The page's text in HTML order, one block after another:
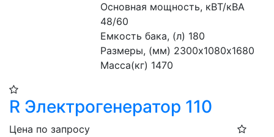
Основная мощность, кВТ/кВА
48/60
Емкость бака, (л) 180
Размеры, (мм) 2300х1080х1680
Масса(кг) 1470
R Электрогенератор 110
Цена по запросу